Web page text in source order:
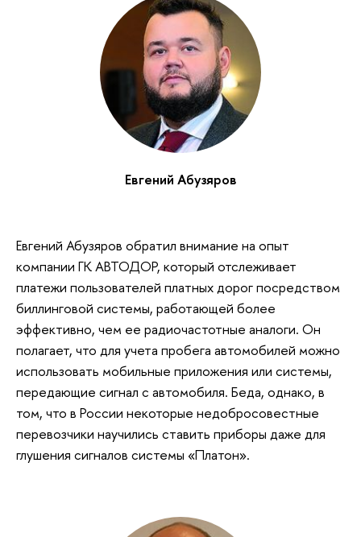
Евгений Абузяров
Евгений Абузяров обратил внимание на опыт
компании ГК АВТОДОР, который отслеживает
платежи пользователей платных дорог посредством
биллинговой системы, работающей более
эффективно, чем ее радиочастотные аналоги. Он
полагает, что для учета пробега автомобилей можно
использовать мобильные приложения или системы,
передающие сигнал с автомобиля. Беда, однако, в
том, что в России некоторые недобросовестные
перевозчики научились ставить приборы даже для
глушения сигналов системы «Платон».